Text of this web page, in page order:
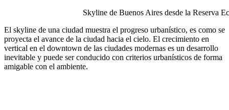
Skyline de Buenos Aires desde la Reserva
El skyline de una ciudad muestra el progreso urbanístico, es como se
proyecta el avance de la ciudad hacia el cielo. El crecimiento en
vertical en el downtown de las ciudades modernas es un desarrollo
inevitable y puede ser conducido con criterios urbanísticos de forma
amigable con el ambiente.